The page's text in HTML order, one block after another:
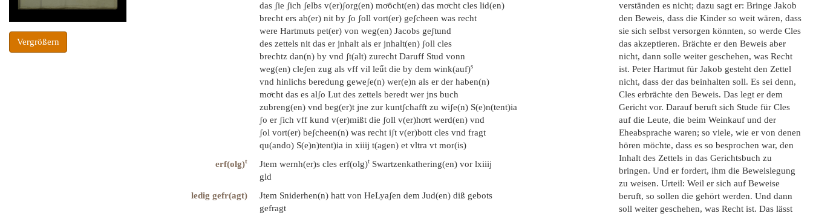
Vergrößern
das ʃie ʃich ʃelbs v(er)ʃorg(en) moͤöcht(en) das moͤcht cles lid(en)
brecht ers ab(er) nit by ʃo ʃoll vort(er) geʃcheen was recht
were Hartmuts pet(er) von weg(en) Jacobs geʃtund
des zettels nit das er jnhalt als er jnhalt(en) ʃoll cles
brechtz dan(n) by vnd ʃt(alt) zurecht Daruff Stud vonn
weg(en) cleʃen zug als vff vil leűt die by dem wink(auf)s
vnd hinlichs beredung geweʃe(n) wer(e)n als er der haben(n)
moͤcht das es alʃo Lut des zettels beredt wer jns buch
zubreng(en) vnd beg(er)t jne zur kuntʃchafft zu wiʃe(n) S(e)n(tent)ia
ʃo er ʃich vff kund v(er)mißt die ʃoll v(er)hoͤrt werd(en) vnd
ʃol vort(er) beʃcheen(n) was recht iʃt v(er)bott cles vnd fragt
qu(ando) S(e)n)tent)ia in xiiij t(agen) et vltra vt mor(is)
erf(olg)t Jtem wernh(er)s cles erf(olg)t Swartzenkathering(en) vor lxiiij
gld
ledig gefr(agt)
Jtem Sniderhen(n) hatt von HeLyaʃen dem Jud(en) diß gebots
gefragt
verständen es nicht; dazu sagt er: Bringe Jakob
den Beweis, dass die Kinder so weit wären, dass
sie sich selbst versorgen könnten, so werde Cles
das akzeptieren. Brächte er den Beweis aber
nicht, dann solle weiter geschehen, was Recht
ist. Peter Hartmut für Jakob gesteht den Zettel
nicht, dass der das beinhalten soll. Es sei denn,
Cles erbrächte den Beweis. Das legt er dem
Gericht vor. Darauf beruft sich Stude für Cles
auf die Leute, die beim Weinkauf und der
Eheabsprache waren; so viele, wie er von denen
hören möchte, dass es so besprochen war, den
Inhalt des Zettels in das Gerichtsbuch zu
bringen. Und er fordert, ihm die Beweislegung
zu weisen. Urteil: Weil er sich auf Beweise
beruft, so sollen die gehört werden. Und dann
soll weiter geschehen, was Recht ist. Das lässt